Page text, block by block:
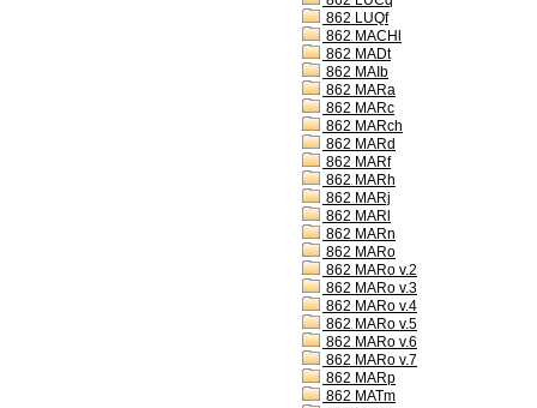
862 LUQf
862 MACHl
862 MADt
862 MAIb
862 MARa
862 MARc
862 MARch
862 MARd
862 MARf
862 MARh
862 MARj
862 MARl
862 MARn
862 MARo
862 MARo v.2
862 MARo v.3
862 MARo v.4
862 MARo v.5
862 MARo v.6
862 MARo v.7
862 MARp
862 MATm